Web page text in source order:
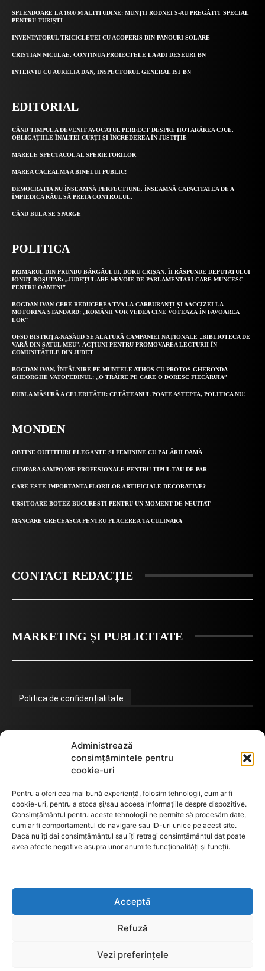
Administrează
consimțămintele pentru
cookie-uri
Pentru a oferi cea mai bună experiență, folosim tehnologii, cum ar fi
cookie-uri, pentru a stoca și/sau accesa informațiile despre dispozitive.
Consimțământul pentru aceste tehnologii ne permite să procesăm date,
cum ar fi comportamentul de navigare sau ID-uri unice pe acest site.
Dacă nu îți dai consimțământul sau îți retragi consimțământul dat poate
avea afecte negative asupra unor anumite funcționalități și funcții.
Acceptă
Refuză
Vezi preferințele
SPLENDOARE LA 1600 M ALTITUDINE: MUNȚII RODNEI S-AU PREGĂTIT SPECIAL
PENTRU TURIȘTI
INVENTATORUL TRICICLETEI CU ACOPERIS DIN PANOURI SOLARE
CRISTIAN NICULAE, CONTINUA PROIECTELE LA ADI DESEURI BN
INTERVIU CU AURELIA DAN, INSPECTORUL GENERAL ISJ BN
EDITORIAL
CÂND TIMPUL A DEVENIT AVOCATUL PERFECT DESPRE HOTĂRÂREA CJUE,
OBLIGAȚIILE ÎNALTEI CURȚI ȘI ÎNCREDEREA ÎN JUSTIȚIE
MARELE SPECTACOL AL SPERIETORILOR
MAREA CACEALMA A BINELUI PUBLIC!
DEMOCRAȚIA NU ÎNSEAMNĂ PERFECȚIUNE. ÎNSEAMNĂ CAPACITATEA DE A
ÎMPIEDICA RĂUL SĂ PREIA CONTROLUL.
CÂND BULA SE SPARGE
POLITICA
PRIMARUL DIN PRUNDU BÂRGĂULUI, DORU CRIȘAN, ÎI RĂSPUNDE DEPUTATULUI
IONUȚ BOȘUTAR: „JUDEȚUL ARE NEVOIE DE PARLAMENTARI CARE MUNCESC
PENTRU OAMENI”
BOGDAN IVAN CERE REDUCEREA TVA LA CARBURANȚI ȘI AACCIZEI LA
MOTORINA STANDARD: „ROMÂNII VOR VEDEA CINE VOTEAZĂ ÎN FAVOAREA
LOR”
OFSD BISTRIȚA-NĂSĂUD SE ALĂTURĂ CAMPANIEI NAȚIONALE „BIBLIOTECA DE
VARĂ DIN SATUL MEU”. ACȚIUNI PENTRU PROMOVAREA LECTURII ÎN
COMUNITĂȚILE DIN JUDEȚ
BOGDAN IVAN, ÎNTÂLNIRE PE MUNTELE ATHOS CU PROTOS GHERONDA
GHEORGHE VATOPEDINUL: „O TRĂIRE PE CARE O DORESC FIECĂRUIA”
DUBLA MĂSURĂ A CELERITĂȚII: CETĂȚEANUL POATE AȘTEPTA, POLITICA NU!
MONDEN
OBȚINE OUTFITURI ELEGANTE ȘI FEMININE CU PĂLĂRII DAMĂ
CUMPARA SAMPOANE PROFESIONALE PENTRU TIPUL TAU DE PAR
CARE ESTE IMPORTANTA FLORILOR ARTIFICIALE DECORATIVE?
URSITOARE BOTEZ BUCURESTI PENTRU UN MOMENT DE NEUITAT
MANCARE GRECEASCA PENTRU PLACEREA TA CULINARA
CONTACT REDACȚIE
MARKETING ȘI PUBLICITATE
Politica de confidențialitate
Termeni de utilizare
GDPR
Anunturi de licitații